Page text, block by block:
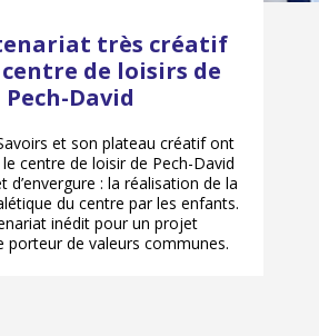
très créatif
centre de loisirs de
Pech-David
et son plateau créatif ont
centre de loisir de Pech-David
d’envergure : la réalisation de la
du centre par les enfants.
inédit pour un projet
porteur de valeurs communes.